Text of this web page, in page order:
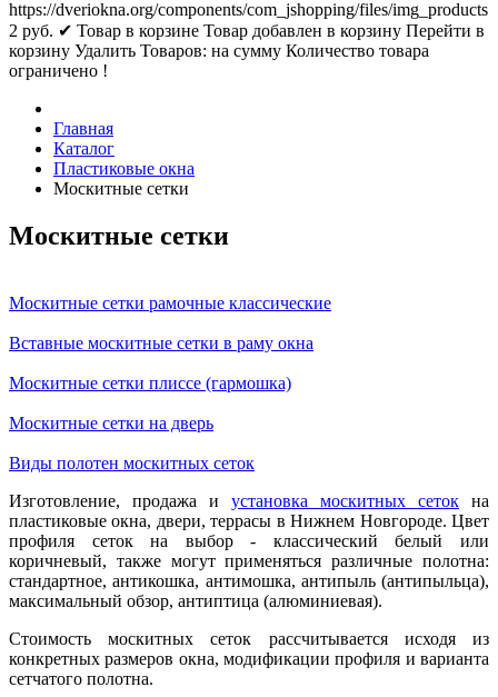
https://dveriokna.org/components/com_jshopping/files/img_products
2 руб. ✔ Товар в корзине Товар добавлен в корзину Перейти в
корзину Удалить Товаров: на сумму Количество товара
ограничено !
Главная
Каталог
Пластиковые окна
Москитные сетки
Москитные сетки
Москитные сетки рамочные классические
Вставные москитные сетки в раму окна
Москитные сетки плиссе (гармошка)
Москитные сетки на дверь
Виды полотен москитных сеток
Изготовление, продажа и установка москитных сеток на
пластиковые окна, двери, террасы в Нижнем Новгороде. Цвет
профиля сеток на выбор - классический белый или
коричневый, также могут применяться различные полотна:
стандартное, антикошка, антимошка, антипыль (антипыльца),
максимальный обзор, антиптица (алюминиевая).
Стоимость москитных сеток рассчитывается исходя из
конкретных размеров окна, модификации профиля и варианта
сетчатого полотна.